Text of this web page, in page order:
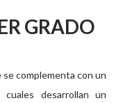
GRADO
se complementa con un
desarrollan un